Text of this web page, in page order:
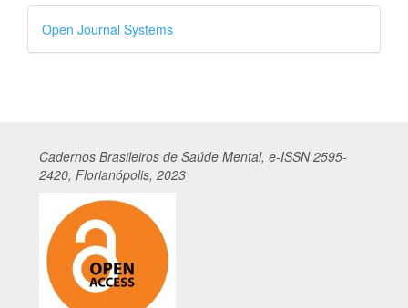
Desenvolvido
por
Open Journal Systems
Cadernos Brasileiros de Saúde Mental, e-ISSN 2595-
2420, Florianópolis, 2023